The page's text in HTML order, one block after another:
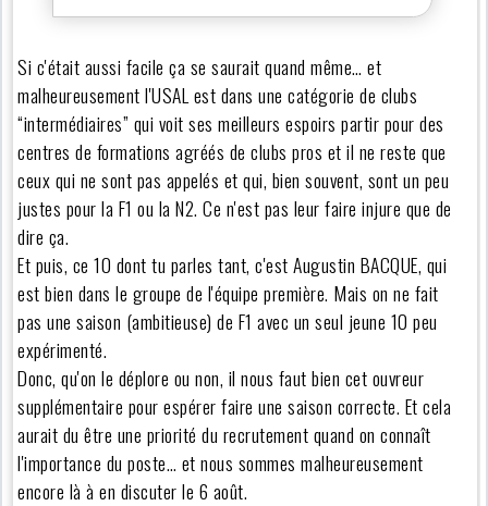
Si c'était aussi facile ça se saurait quand même… et
malheureusement l'USAL est dans une catégorie de clubs
“intermédiaires” qui voit ses meilleurs espoirs partir pour des
centres de formations agréés de clubs pros et il ne reste que
ceux qui ne sont pas appelés et qui, bien souvent, sont un peu
justes pour la F1 ou la N2. Ce n'est pas leur faire injure que de
dire ça.
Et puis, ce 10 dont tu parles tant, c'est Augustin BACQUE, qui
est bien dans le groupe de l'équipe première. Mais on ne fait
pas une saison (ambitieuse) de F1 avec un seul jeune 10 peu
expérimenté.
Donc, qu'on le déplore ou non, il nous faut bien cet ouvreur
supplémentaire pour espérer faire une saison correcte. Et cela
aurait du être une priorité du recrutement quand on connaît
l'importance du poste… et nous sommes malheureusement
encore là à en discuter le 6 août.